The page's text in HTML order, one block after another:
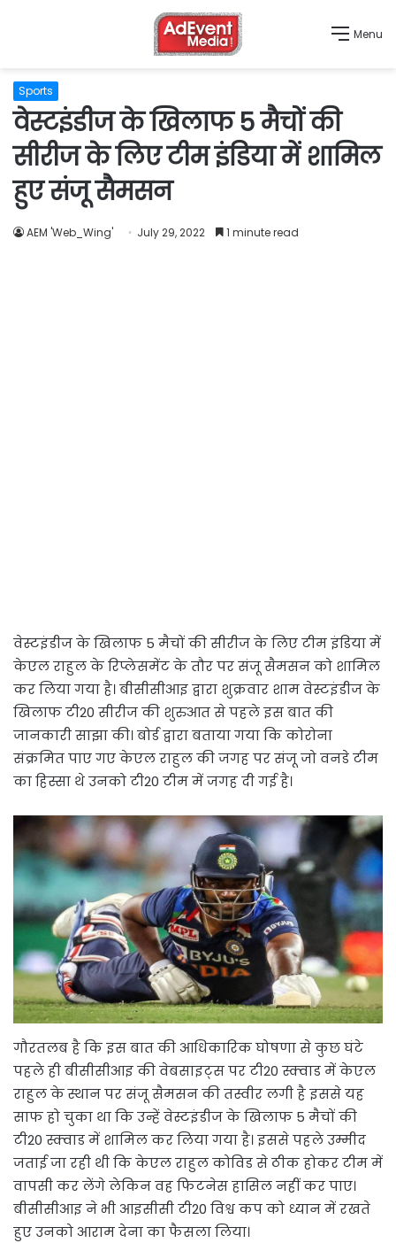
Menu
Sports
वेस्टइंडीज के खिलाफ 5 मैचों की
सीरीज के लिए टीम इंडिया में शामिल
हुए संजू सैमसन
AEM 'Web_Wing' July 29, 2022 1 minute read
वेस्टइंडीज के खिलाफ 5 मैचों की सीरीज के लिए टीम इंडिया में
केएल राहुल के रिप्लेसमेंट के तौर पर संजू सैमसन को शामिल
कर लिया गया है। बीसीसीआइ द्वारा शुक्रवार शाम वेस्टइंडीज के
खिलाफ टी20 सीरीज की शुरुआत से पहले इस बात की
जानकारी साझा की। बोर्ड द्वारा बताया गया कि कोरोना
संक्रमित पाए गए केएल राहुल की जगह पर संजू जो वनडे टीम
का हिस्सा थे उनको टी20 टीम में जगह दी गई है।
गौरतलब है कि इस बात की आधिकारिक घोषणा से कुछ घंटे
पहले ही बीसीसीआइ की वेबसाइट्स पर टी20 स्क्वाड में केएल
राहुल के स्थान पर संजू सैमसन की तस्वीर लगी है इससे यह
साफ हो चुका था कि उन्हें वेस्टइंडीज के खिलाफ 5 मैचों की
टी20 स्क्वाड में शामिल कर लिया गया है। इससे पहले उम्मीद
जताई जा रही थी कि केएल राहुल कोविड से ठीक होकर टीम में
वापसी कर लेंगे लेकिन वह फिटनेस हासिल नहीं कर पाए।
बीसीसीआइ ने भी आइसीसी टी20 विश्व कप को ध्यान में रखते
हुए उनको आराम देना का फैसला लिया।